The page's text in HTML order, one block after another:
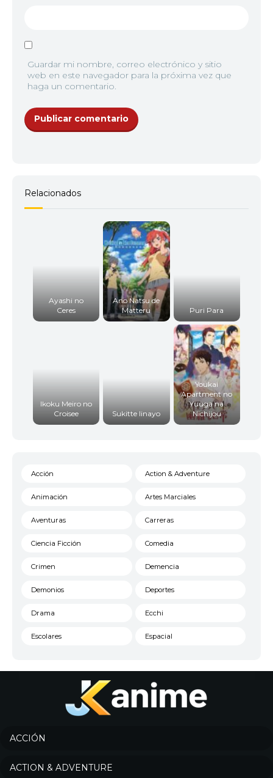
Guardar mi nombre, correo electrónico y sitio
web en este navegador para la próxima vez que
haga un comentario.
Relacionados
Ayashi no
Ceres
Ano Natsu de
Matteru
Puri Para
Ikoku Meiro no
Croisee
Sukitte Iinayo
Youkai
Apartment no
Yuuga na
Nichijou
Acción Action & Adventure
Animación Artes Marciales
Aventuras Carreras
Ciencia Ficción Comedia
Crimen Demencia
Demonios Deportes
Drama Ecchi
Escolares Espacial
Historico
Josei
ACCIÓN
ACTION & ADVENTURE